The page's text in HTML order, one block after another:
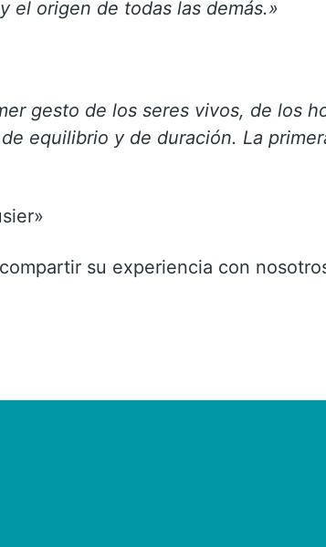
el origen de todas las demás.»
gesto de los seres vivos, de los
equilibrio y de duración. La
su experiencia con